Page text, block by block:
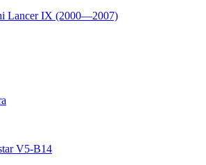
Lancer IX (2000—2007)
V5-B14